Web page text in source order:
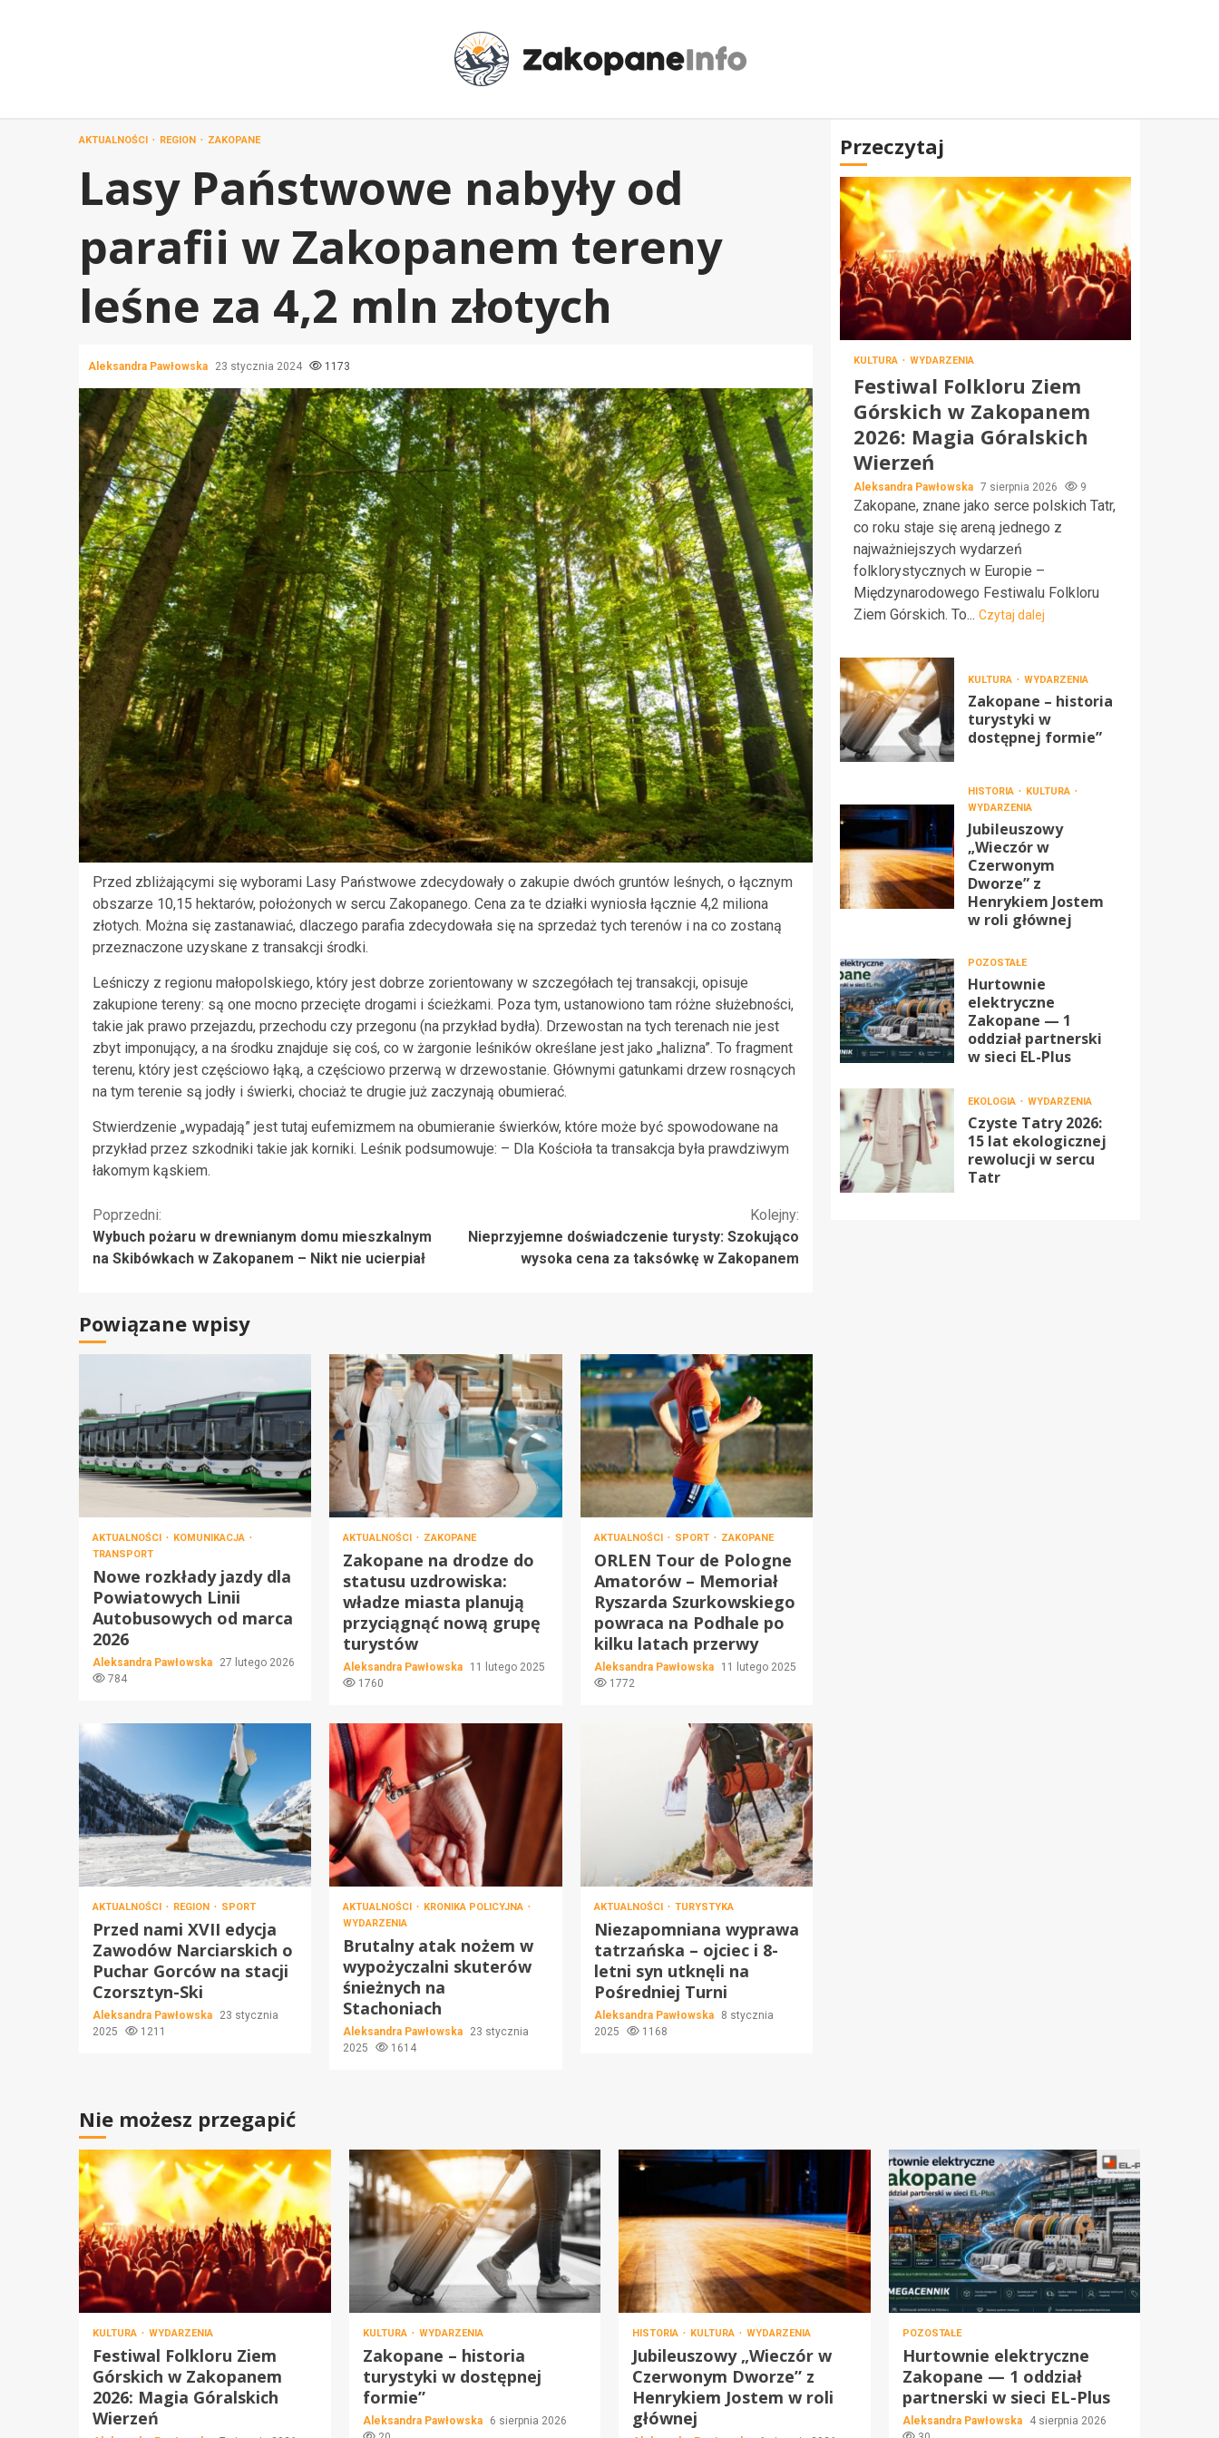
AKTUALNOŚCI REGION ZAKOPANE
Lasy Państwowe nabyły od
parafii w Zakopanem tereny
leśne za 4,2 mln złotych
Aleksandra Pawłowska 23 stycznia 2024 1173
Przed zbliżającymi się wyborami Lasy Państwowe zdecydowały o zakupie dwóch gruntów leśnych, o łącznym
obszarze 10,15 hektarów, położonych w sercu Zakopanego. Cena za te działki wyniosła łącznie 4,2 miliona
złotych. Można się zastanawiać, dlaczego parafia zdecydowała się na sprzedaż tych terenów i na co zostaną
przeznaczone uzyskane z transakcji środki.
Leśniczy z regionu małopolskiego, który jest dobrze zorientowany w szczegółach tej transakcji, opisuje
zakupione tereny: są one mocno przecięte drogami i ścieżkami. Poza tym, ustanowiono tam różne służebności,
takie jak prawo przejazdu, przechodu czy przegonu (na przykład bydła). Drzewostan na tych terenach nie jest
zbyt imponujący, a na środku znajduje się coś, co w żargonie leśników określane jest jako „halizna”. To fragment
terenu, który jest częściowo łąką, a częściowo przerwą w drzewostanie. Głównymi gatunkami drzew rosnących
na tym terenie są jodły i świerki, chociaż te drugie już zaczynają obumierać.
Stwierdzenie „wypadają” jest tutaj eufemizmem na obumieranie świerków, które może być spowodowane na
przykład przez szkodniki takie jak korniki. Leśnik podsumowuje: – Dla Kościoła ta transakcja była prawdziwym
łakomym kąskiem.
Kontynuuj
czytanie
Poprzedni:
Wybuch pożaru w drewnianym domu mieszkalnym
na Skibówkach w Zakopanem – Nikt nie ucierpiał
Kolejny:
Nieprzyjemne doświadczenie turysty: Szokująco
wysoka cena za taksówkę w Zakopanem
Powiązane wpisy
AKTUALNOŚCI
KOMUNIKACJA
TRANSPORT
Nowe rozkłady jazdy dla
Powiatowych Linii
Autobusowych od marca
2026
Aleksandra Pawłowska
27 lutego 2026
784
AKTUALNOŚCI ZAKOPANE
Zakopane na drodze do
statusu uzdrowiska:
władze miasta planują
przyciągnąć nową grupę
turystów
Aleksandra Pawłowska
11 lutego 2025
1760
AKTUALNOŚCI SPORT ZAKOPANE
ORLEN Tour de Pologne
Amatorów – Memoriał
Ryszarda Szurkowskiego
powraca na Podhale po
kilku latach przerwy
Aleksandra Pawłowska
11 lutego 2025
1772
AKTUALNOŚCI REGION SPORT
Przed nami XVII edycja
Zawodów Narciarskich o
Puchar Gorców na stacji
Czorsztyn-Ski
Aleksandra Pawłowska
23 stycznia
2025
1211
AKTUALNOŚCI
KRONIKA POLICYJNA
WYDARZENIA
Brutalny atak nożem w
wypożyczalni skuterów
śnieżnych na
Stachoniach
Aleksandra Pawłowska
23 stycznia
2025
1614
AKTUALNOŚCI TURYSTYKA
Niezapomniana wyprawa
tatrzańska – ojciec i 8-
letni syn utknęli na
Pośredniej Turni
Aleksandra Pawłowska
8 stycznia
2025
1168
Przeczytaj
KULTURA WYDARZENIA
Festiwal Folkloru Ziem
Górskich w Zakopanem
2026: Magia Góralskich
Wierzeń
Aleksandra Pawłowska 7 sierpnia 2026 9
Zakopane, znane jako serce polskich Tatr,
co roku staje się areną jednego z
najważniejszych wydarzeń
folklorystycznych w Europie –
Międzynarodowego Festiwalu Folkloru
Ziem Górskich. To... Czytaj dalej
KULTURA WYDARZENIA
Zakopane – historia
turystyki w
dostępnej formie”
HISTORIA
KULTURA
WYDARZENIA
Jubileuszowy
„Wieczór w
Czerwonym
Dworze” z
Henrykiem Jostem
w roli głównej
POZOSTAŁE
Hurtownie
elektryczne
Zakopane — 1
oddział partnerski
w sieci EL-Plus
EKOLOGIA WYDARZENIA
Czyste Tatry 2026:
15 lat ekologicznej
rewolucji w sercu
Tatr
Nie możesz przegapić
KULTURA WYDARZENIA
Festiwal Folkloru Ziem
Górskich w Zakopanem
2026: Magia Góralskich
Wierzeń
KULTURA WYDARZENIA
Zakopane – historia
turystyki w dostępnej
formie”
Aleksandra Pawłowska
6 sierpnia 2026
HISTORIA KULTURA WYDARZENIA
Jubileuszowy „Wieczór w
Czerwonym Dworze” z
Henrykiem Jostem w roli
głównej
POZOSTAŁE
Hurtownie elektryczne
Zakopane — 1 oddział
partnerski w sieci EL-Plus
Aleksandra Pawłowska
4 sierpnia 2026